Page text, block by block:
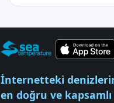
İnternetteki
en doğru ve